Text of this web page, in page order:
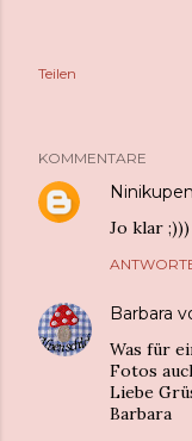
Teilen
KOMMENTARE
Jo klar
Barbara
Was für
Fotos
Liebe
Barbara